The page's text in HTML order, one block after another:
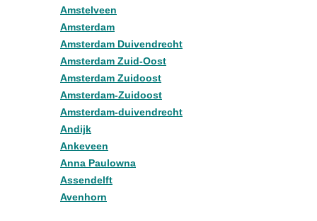
Amstelveen
Amsterdam
Amsterdam Duivendrecht
Amsterdam Zuid-Oost
Amsterdam Zuidoost
Amsterdam-Zuidoost
Amsterdam-duivendrecht
Andijk
Ankeveen
Anna Paulowna
Assendelft
Avenhorn